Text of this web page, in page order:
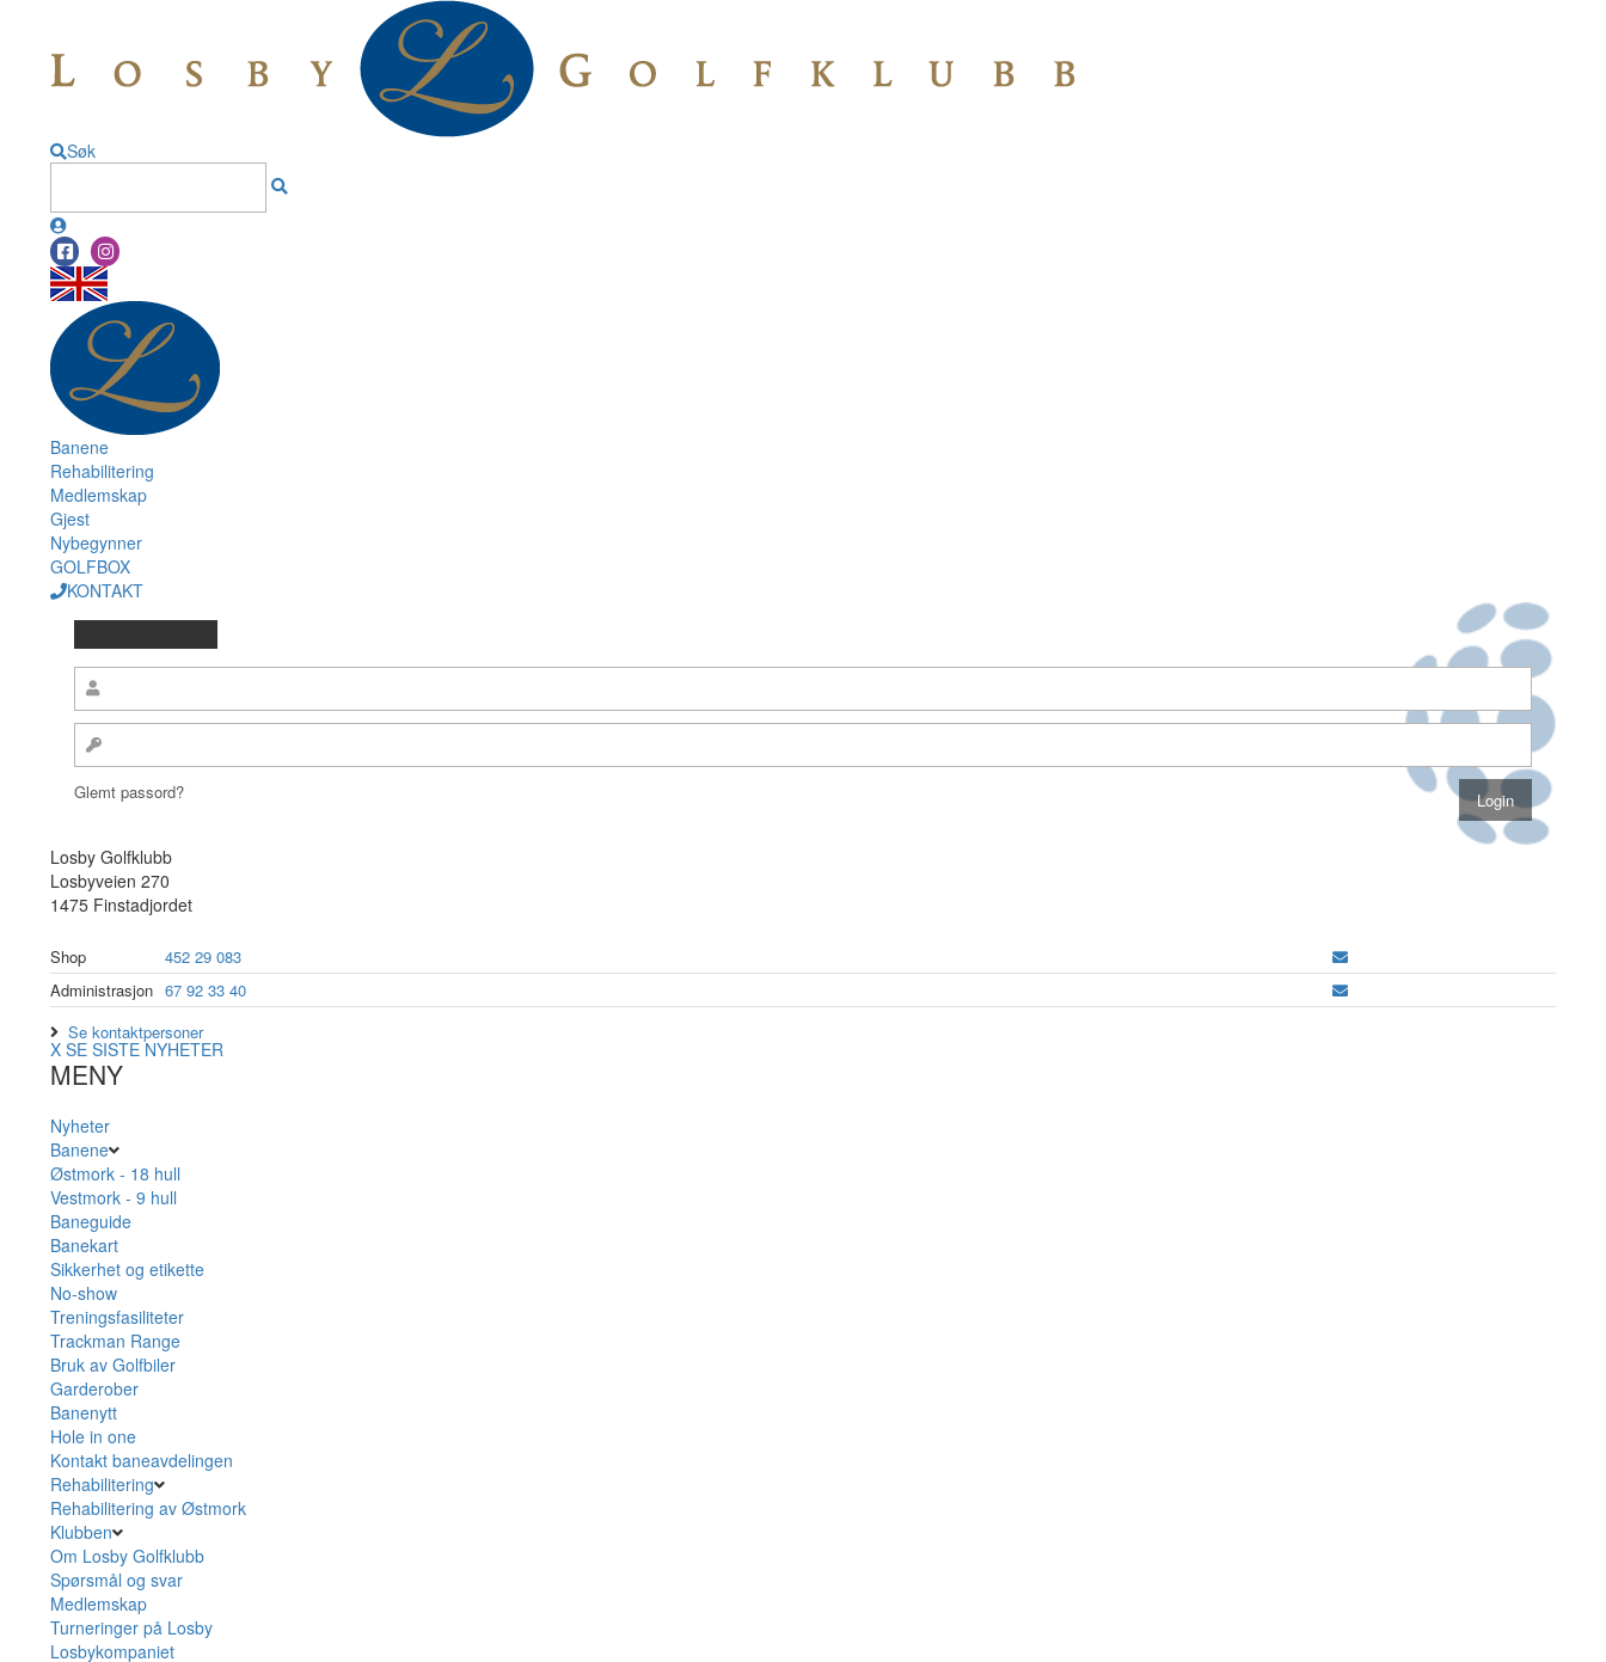
Søk
Banene
Rehabilitering
Medlemskap
Gjest
Nybegynner
GOLFBOX
KONTAKT
Glemt passord?
Losby Golfklubb
Losbyveien 270
1475 Finstadjordet
Shop
452 29 083
Administrasjon 67 92 33 40
Se kontaktpersoner
X SE SISTE NYHETER
MENY
Nyheter
Banene
Østmork - 18 hull
Vestmork - 9 hull
Baneguide
Banekart
Sikkerhet og etikette
No-show
Treningsfasiliteter
Trackman Range
Bruk av Golfbiler
Garderober
Banenytt
Hole in one
Kontakt baneavdelingen
Rehabilitering
Rehabilitering av Østmork
Klubben
Om Losby Golfklubb
Spørsmål og svar
Medlemskap
Turneringer på Losby
Losbykompaniet